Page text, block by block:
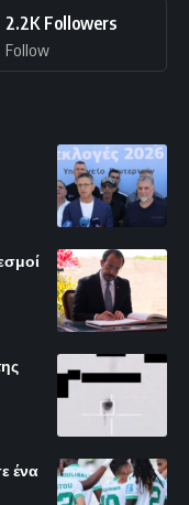
2.2K Followers
Follow
ένα